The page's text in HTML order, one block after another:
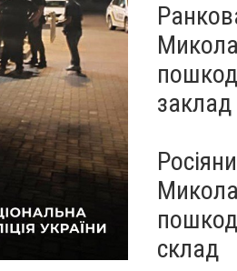
У Миколаєві
заклад
склад